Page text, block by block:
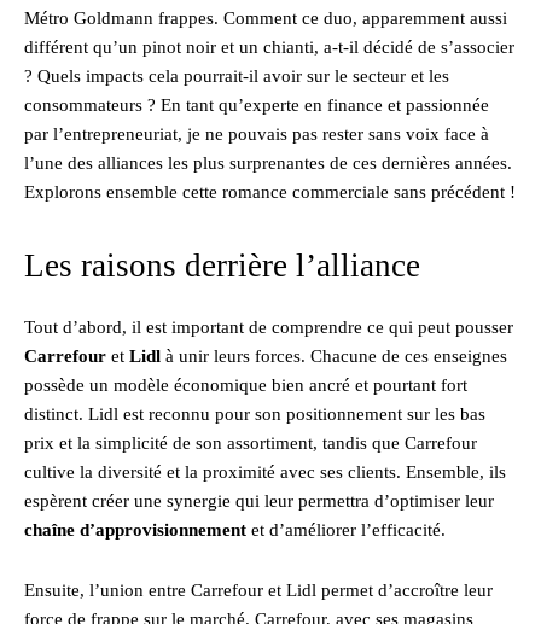
Métro Goldmann frappes. Comment ce duo, apparemment aussi
différent qu’un pinot noir et un chianti, a-t-il décidé de s’associer
? Quels impacts cela pourrait-il avoir sur le secteur et les
consommateurs ? En tant qu’experte en finance et passionnée
par l’entrepreneuriat, je ne pouvais pas rester sans voix face à
l’une des alliances les plus surprenantes de ces dernières années.
Explorons ensemble cette romance commerciale sans précédent !
Les raisons derrière l’alliance
Tout d’abord, il est important de comprendre ce qui peut pousser
Carrefour et Lidl à unir leurs forces. Chacune de ces enseignes
possède un modèle économique bien ancré et pourtant fort
distinct. Lidl est reconnu pour son positionnement sur les bas
prix et la simplicité de son assortiment, tandis que Carrefour
cultive la diversité et la proximité avec ses clients. Ensemble, ils
espèrent créer une synergie qui leur permettra d’optimiser leur
chaîne d’approvisionnement et d’améliorer l’efficacité.
Ensuite, l’union entre Carrefour et Lidl permet d’accroître leur
force de frappe sur le marché. Carrefour, avec ses magasins